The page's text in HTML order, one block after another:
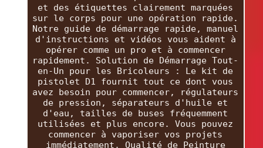
et des étiquettes clairement marquées
sur le corps pour une opération rapide.
Notre guide de démarrage rapide, manuel
d'instructions et vidéos vous aident à
opérer comme un pro et à commencer
rapidement. Solution de Démarrage Tout-
en-Un pour les Bricoleurs : Le kit de
pistolet D1 fournit tout ce dont vous
avez besoin pour commencer, régulateurs
de pression, séparateurs d'huile et
d'eau, tailles de buses fréquemment
utilisées et plus encore. Vous pouvez
commencer à vaporiser vos projets
immédiatement. Qualité de Peinture